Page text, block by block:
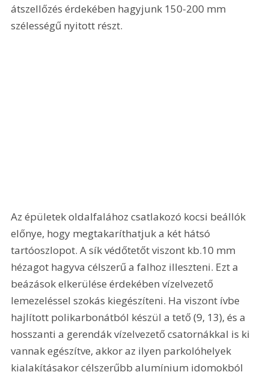
átszellőzés érdekében hagyjunk 150-200 mm
szélességű nyitott részt.
Az épületek oldalfalához csatlakozó kocsi beállók
előnye, hogy megtakaríthatjuk a két hátsó
tartóoszlopot. A sík védőtetőt viszont kb.10 mm
hézagot hagyva célszerű a falhoz illeszteni. Ezt a
beázások elkerülése érdekében vízelvezető
lemezeléssel szokás kiegészíteni. Ha viszont ívbe
hajlított polikarbonátból készül a tető (9, 13), és a
hosszanti a gerendák vízelvezető csatornákkal is ki
vannak egészítve, akkor az ilyen parkolóhelyek
kialakításakor célszerűbb alumínium idomokból